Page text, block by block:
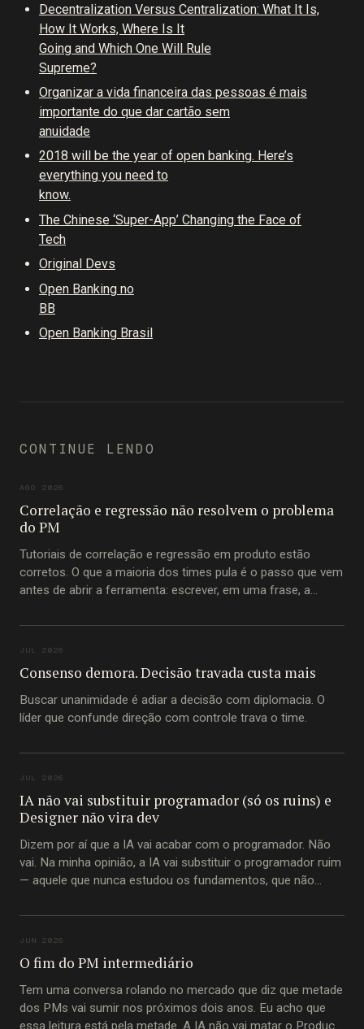
Decentralization Versus Centralization: What It Is,
How It Works, Where Is It
Going and Which One Will Rule
Supreme?
Organizar a vida financeira das pessoas é mais
importante do que dar cartão sem
anuidade
2018 will be the year of open banking. Here’s
everything you need to
know.
The Chinese ‘Super-App’ Changing the Face of
Tech
Original Devs
Open Banking no
BB
Open Banking Brasil
CONTINUE LENDO
AGO 2026
Correlação e regressão não resolvem o problema
do PM
Tutoriais de correlação e regressão em produto estão
corretos. O que a maioria dos times pula é o passo que vem
antes de abrir a ferramenta: escrever, em uma frase, a
JUL 2026
Consenso demora. Decisão travada custa mais
Buscar unanimidade é adiar a decisão com diplomacia. O
líder que confunde direção com controle trava o time.
JUL 2026
IA não vai substituir programador (só os ruins) e
Designer não vira dev
Dizem por aí que a IA vai acabar com o programador. Não
vai. Na minha opinião, a IA vai substituir o programador ruim
— aquele que nunca estudou os fundamentos, que não
que passou a carreira inteira copiando trecho de código do
JUN 2026
O fim do PM intermediário
Tem uma conversa rolando no mercado que diz que metade
dos PMs vai sumir nos próximos dois anos. Eu acho que
essa leitura está pela metade. A IA não vai matar o Product